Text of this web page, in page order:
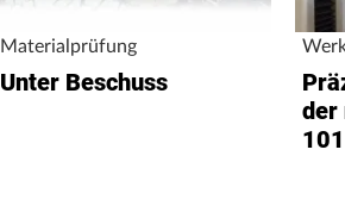
Materialprüfung
Unter Beschuss
der